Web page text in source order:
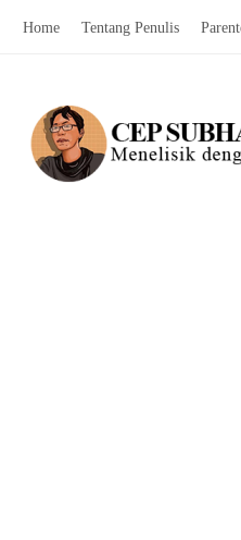
Home Tentang Penulis
C
e